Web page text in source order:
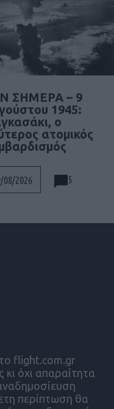
ΣΗΜΕΡΑ – 9
1945:
ο
ατομικός
08/2026 5
flight.com.gr
όχι απαραίτητα
περίπτωση θα